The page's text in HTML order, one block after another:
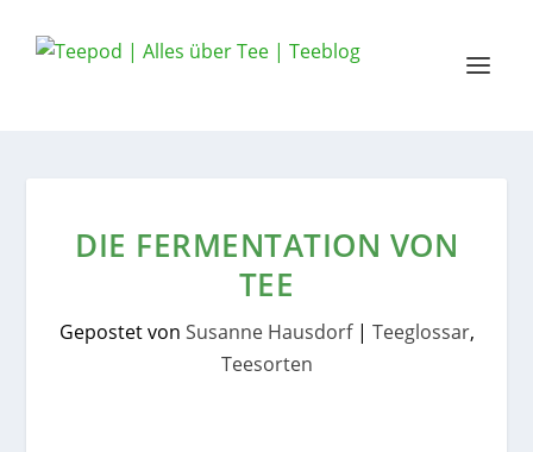
DIE FERMENTATION VON
TEE
Gepostet von Susanne Hausdorf| Teeglossar,
Teesorten